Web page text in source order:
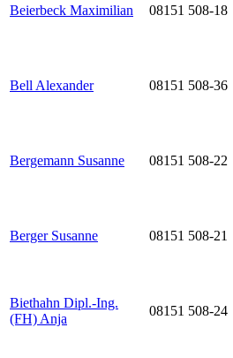
Beierbeck Maximilian 08151 508-18
Bell Alexander 08151 508-36
Bergemann Susanne 08151 508-22
Berger Susanne 08151 508-21
Biethahn Dipl.-Ing.
(FH) Anja
08151 508-24